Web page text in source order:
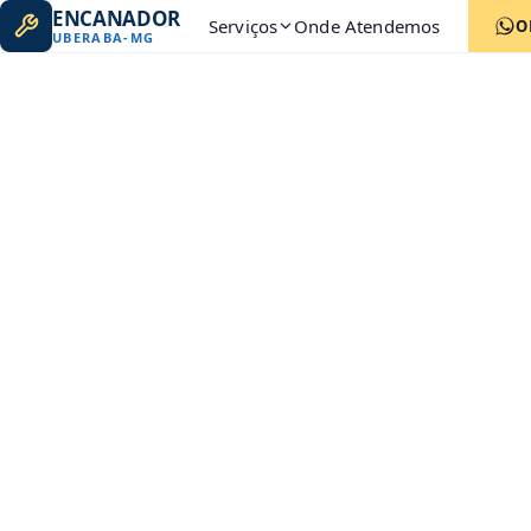
ENCANADOR
UBERABA- MG Serviços Onde Atendemos